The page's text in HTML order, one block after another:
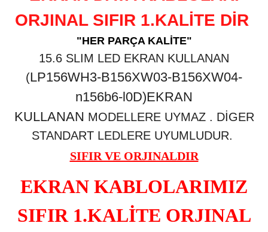
ORJINAL SIFIR 1.KALİTE DİR
"HER PARÇA KALİTE"
15.6 SLIM LED EKRAN KULLANAN
(LP156WH3-B156XW03-B156XW04-
n156b6-l0D)EKRAN
KULLANAN MODELLERE UYMAZ . DİGER
STANDART LEDLERE UYUMLUDUR.
SIFIR VE ORJINALDIR
EKRAN KABLOLARIMIZ
SIFIR 1.KALİTE ORJINAL